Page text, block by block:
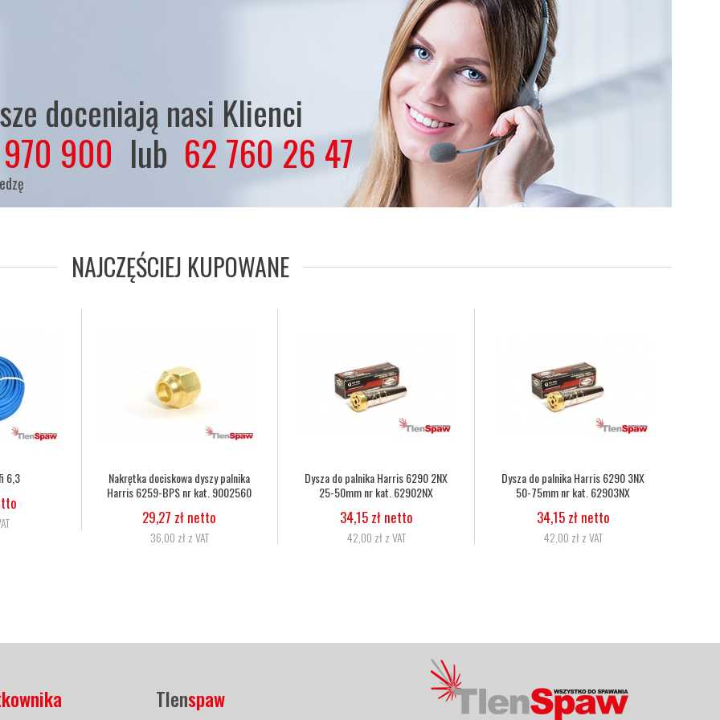
doceniają nasi Klienci
900 lub 62 760 26 47
NAJCZĘŚCIEJ KUPOWANE
Harris 6290 2NX
zł netto
Dysza do palnika Harris 6290 3NX
50-75mm nr kat. 62903NX
34,15 zł netto
42,00 zł z VAT
Wąż tlenowo-acetylenowy duet fi
6,3mm, 8,0mm nr kat.
11,06 zł netto
Wąż tlenowy fi 6,3
5,07 zł netto
6,24 zł z VAT
Tlenspaw